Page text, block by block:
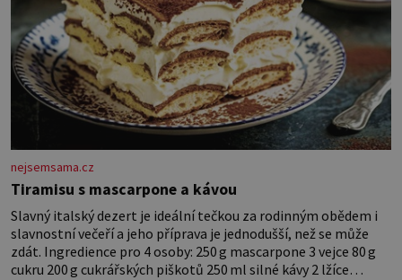
nejsemsama.cz
Tiramisu s mascarpone a kávou
Slavný italský dezert je ideální tečkou za rodinným obědem i
slavnostní večeří a jeho příprava je jednodušší, než se může
zdát. Ingredience pro 4 osoby: 250 g mascarpone 3 vejce 80 g
cukru 200 g cukrářských piškotů 250 ml silné kávy 2 lžíce